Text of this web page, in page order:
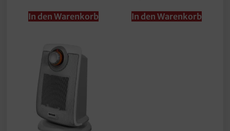
In den Warenkorb In den Warenkorb